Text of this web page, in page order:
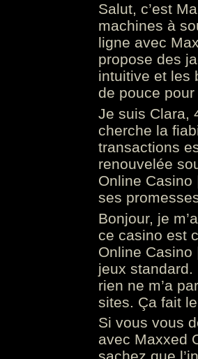
Salut, c’est
machines à
ligne avec
propose des
intuitive et les
de pouce
Je suis Clara,
cherche la
transactions
renouvelée
Online
ses
Bonjour, je
ce casino est
Online
jeux standard.
rien ne m’a
sites. Ça fait
Si vous vous
avec Maxxed